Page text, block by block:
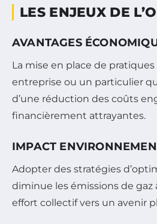
LES ENJEUX DE
AVANTAGES
La mise en place de
entreprise ou un particulier
d’une réduction des coûts
financièrement attrayantes.
IMPACT
Adopter des stratégies
diminue les émissions de
effort collectif vers un avenir